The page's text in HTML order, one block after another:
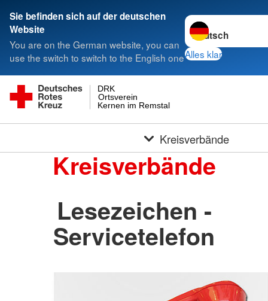
Sie befinden sich auf der deutschen
Website
You are on the German website, you can
use the switch to switch to the English one
Sprache wechseln
Alles klar
Kernen im Remstal
Ortsverein
DRK
Kreisverbände
Kreisverbände
Lesezeichen -
Servicetelefon